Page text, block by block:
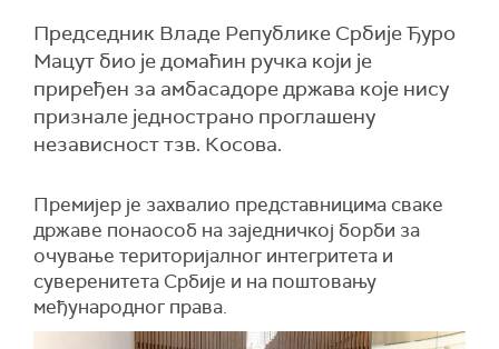
Председник Владе Републике Србије Ђуро
Мацут био је домаћин ручка који је
приређен за амбасадоре држава које нису
признале једнострано проглашену
независност тзв. Косова.
Премијер је захвалио представницима сваке
државе понаособ на заједничкој борби за
очување територијалног интегритета и
суверенитета Србије и на поштовању
међународног права.